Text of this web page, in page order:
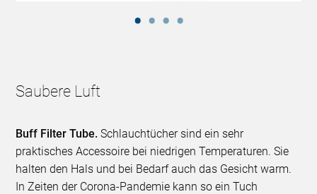
Saubere Luft
Buff Filter Tube.Schlauchtücher sind ein sehr
praktisches Accessoire bei niedrigen Temperaturen. Sie
halten den Hals und bei Bedarf auch das Gesicht warm.
In Zeiten der Corona-Pandemie kann so ein Tuch